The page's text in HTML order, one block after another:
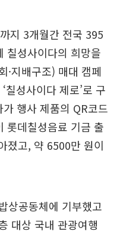
지 3개월간 전국 395
칠성사이다의 희망을
·지배구조) 매대 캠페
칠성사이다 제로’로 구
행사 제품의 QR코드
롯데칠성음료 기금 출
졌고, 약 6500만 원이
상공동체에 기부했고
대상 국내 관광여행